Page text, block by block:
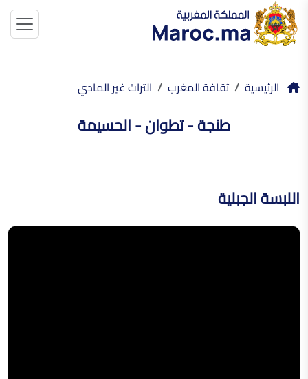
الرئيسية ثقافة المغرب التراث غير المادي
طنجة - تطوان - الحسيمة
اللبسة الجبلية